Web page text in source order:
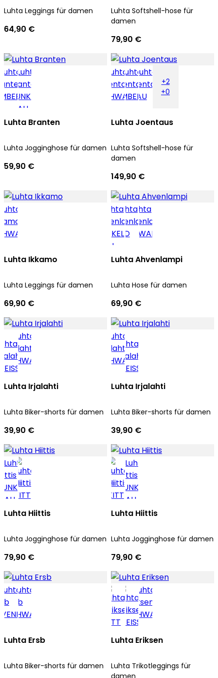
Luhta Leggings für damen
64,90 €
Luhta Softshell-hose für
damen
79,90 €
Luhta Branten
Luhta Jogginghose für damen
59,90 €
+2
+0
Luhta Joentaus
Luhta Softshell-hose für
damen
149,90 €
Luhta Ikkamo
Luhta Leggings für damen
69,90 €
Luhta Ahvenlampi
Luhta Hose für damen
69,90 €
Luhta Irjalahti
Luhta Biker-shorts für damen
39,90 €
Luhta Irjalahti
Luhta Biker-shorts für damen
39,90 €
Luhta Hiittis
Luhta Jogginghose für damen
79,90 €
Luhta Hiittis
Luhta Jogginghose für damen
79,90 €
Luhta Ersb
Luhta Biker-shorts für damen
Luhta Eriksen
Luhta Trikotleggings für